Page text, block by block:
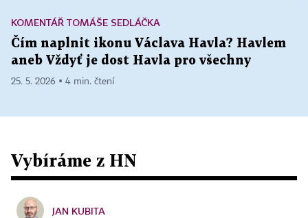
KOMENTÁŘ TOMÁŠE SEDLÁČKA
Čím naplnit ikonu Václava Havla? Havlem
aneb Vždyť je dost Havla pro všechny
25. 5. 2026 ▪ 4 min. čtení
Vybíráme z HN
JAN KUBITA